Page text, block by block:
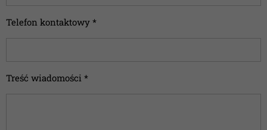
Telefon kontaktowy *
Treść wiadomości *